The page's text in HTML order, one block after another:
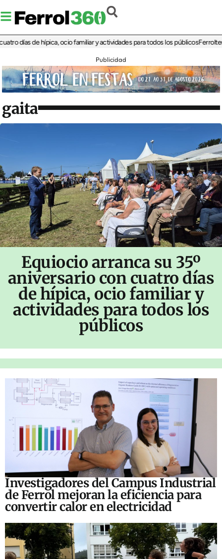
de hípica, ocio familiar y actividades para todos los públicosFerrolterra
Publicidad
gaita
Equiocio arranca su 35º
aniversario con cuatro días
de hípica, ocio familiar y
actividades para todos los
públicos
Investigadores del Campus Industrial
de Ferrol mejoran la eficiencia para
convertir calor en electricidad